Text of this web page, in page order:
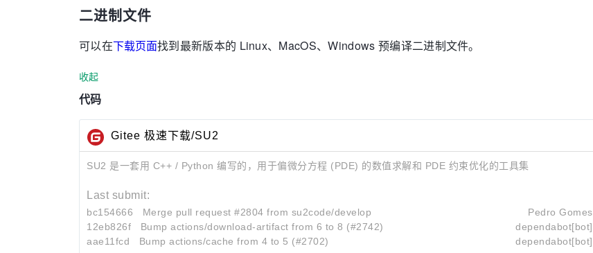
二进制文件
可以在下载页面找到最新版本的 Linux、MacOS、Windows 预编译二进制文件。
收起
代码
Gitee 极速下载/SU2
SU2 是一套用 C++ / Python 编写的，用于偏微分方程 (PDE) 的数值求解和 PDE 约束优化的工具集
Last submit:
bc154666 Merge pull request #2804 from su2code/develop Pedro Gomes
12eb826f
Bump actions/download-artifact from 6 to 8 (#2742) dependabot[bot]
aae11fcd
Bump actions/cache from 4 to 5 (#2702) dependabot[bot]